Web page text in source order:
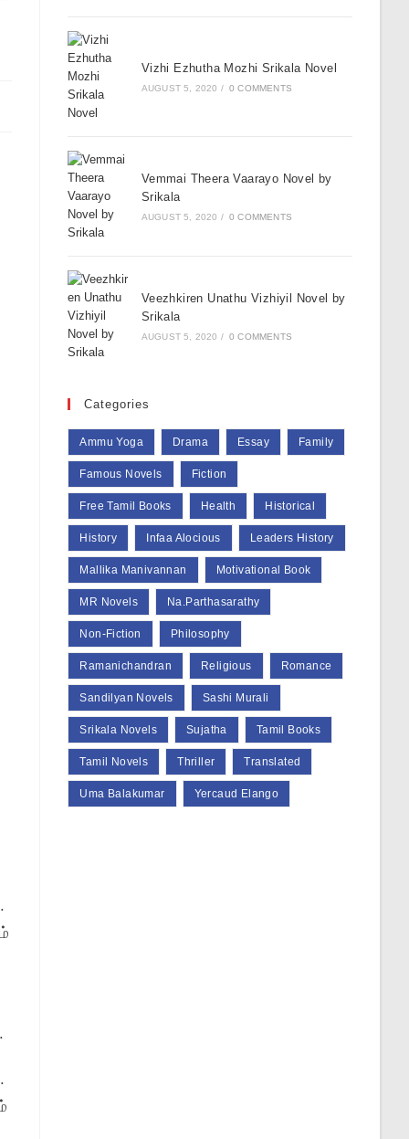
Vizhi Ezhutha Mozhi Srikala Novel
AUGUST 5, 2020 / 0 COMMENTS
Vemmai Theera Vaarayo Novel by
Srikala
AUGUST 5, 2020 / 0 COMMENTS
Veezhkiren Unathu Vizhiyil Novel by
Srikala
AUGUST 5, 2020 / 0 COMMENTS
Categories
Ammu Yoga Drama Essay Family
Famous Novels Fiction
Free Tamil Books Health Historical
History Infaa Alocious Leaders History
Mallika Manivannan Motivational Book
MR Novels Na.Parthasarathy
Non-Fiction Philosophy
Ramanichandran Religious Romance
Sandilyan Novels Sashi Murali
Srikala Novels Sujatha Tamil Books
Tamil Novels Thriller Translated
Uma Balakumar Yercaud Elango